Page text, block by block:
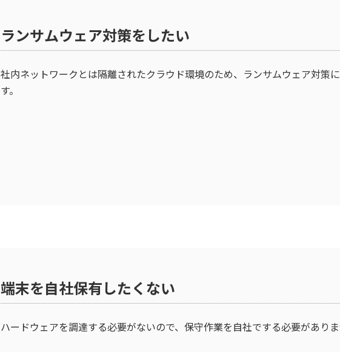
ランサムウェア対策をしたい
社内ネットワークとは隔離されたクラウド環境のため、ランサムウェア対策
す。
端末を自社保有したくない
ハードウェアを調達する必要がないので、保守作業を自社でする必要がありま